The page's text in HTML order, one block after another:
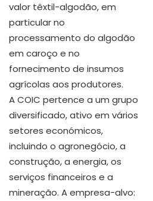
valor têxtil-algodão, em
particular no
processamento do algodão
em caroço e no
fornecimento de insumos
agrícolas aos produtores.
A COIC pertence a um grupo
diversificado, ativo em vários
setores económicos,
incluindo o agronegócio, a
construção, a energia, os
serviços financeiros e a
mineração. A empresa-alvo: